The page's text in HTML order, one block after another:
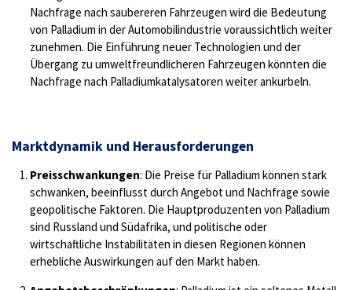
Nachfrage nach saubereren Fahrzeugen wird die Bedeutung
von Palladium in der Automobilindustrie voraussichtlich weiter
zunehmen. Die Einführung neuer Technologien und der
Übergang zu umweltfreundlicheren Fahrzeugen könnten die
Nachfrage nach Palladiumkatalysatoren weiter ankurbeln.
Marktdynamik und Herausforderungen
Preisschwankungen: Die Preise für Palladium können stark
schwanken, beeinflusst durch Angebot und Nachfrage sowie
geopolitische Faktoren. Die Hauptproduzenten von Palladium
sind Russland und Südafrika, und politische oder
wirtschaftliche Instabilitäten in diesen Regionen können
erhebliche Auswirkungen auf den Markt haben.